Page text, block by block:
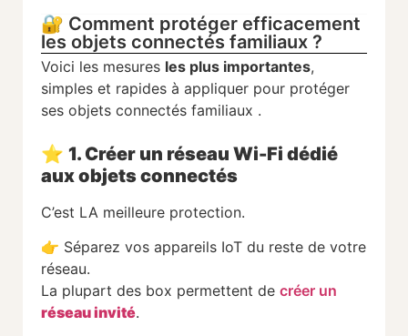
🔐 Comment protéger efficacement
les objets connectés familiaux ?
Voici les mesures les plus importantes,
simples et rapides à appliquer pour protéger
ses objets connectés familiaux .
⭐ 1. Créer un réseau Wi-Fi dédié
aux objets connectés
C’est LA meilleure protection.
👉 Séparez vos appareils IoT du reste de votre
réseau.
La plupart des box permettent de créer un
réseau invité.